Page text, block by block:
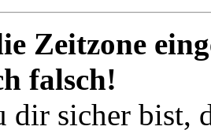
Zeitzone
falsch!
dir sicher bist,